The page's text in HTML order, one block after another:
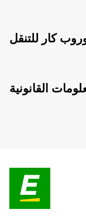
كار للتنقل
القانونية